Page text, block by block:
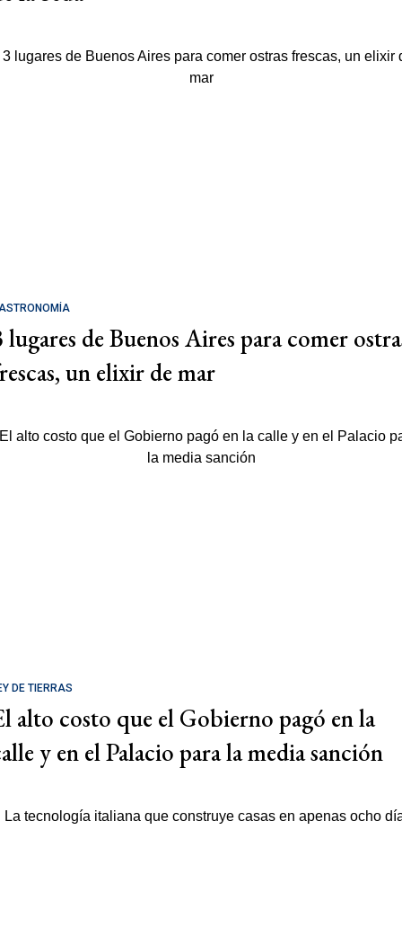
lugares de Buenos Aires para comer
un elixir de mar
DE TIERRAS
alto costo que el Gobierno pagó en la
y en el Palacio para la media sanción